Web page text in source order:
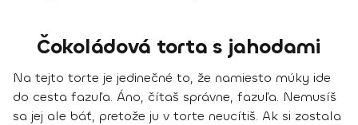
Čokoládová torta s jahodami
Na tejto torte je jedinečné to, že namiesto múky ide
do cesta fazuľa. Áno, čítaš správne, fazuľa. Nemusíš
sa jej ale báť, pretože ju v torte neucítiš. Ak si zostala